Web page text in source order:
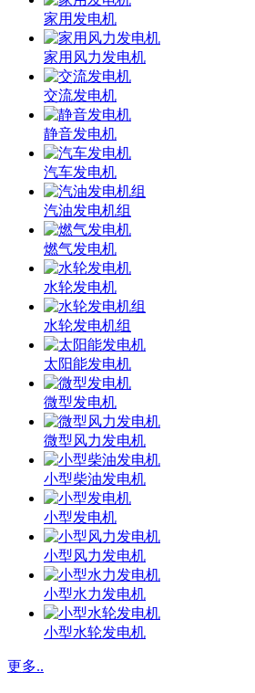
家用发电机
家用风力发电机
交流发电机
静音发电机
汽车发电机
汽油发电机组
燃气发电机
水轮发电机
水轮发电机组
太阳能发电机
微型发电机
微型风力发电机
小型柴油发电机
小型发电机
小型风力发电机
小型水力发电机
小型水轮发电机
更多..